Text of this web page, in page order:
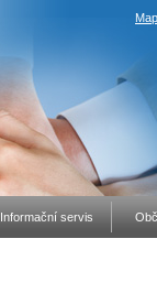
Informační servis